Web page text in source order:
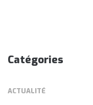
Catégories
ACTUALITÉ